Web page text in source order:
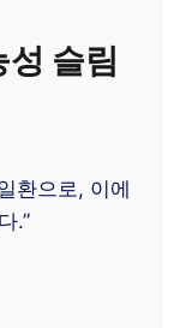
성 슬림
환으로, 이에
.”